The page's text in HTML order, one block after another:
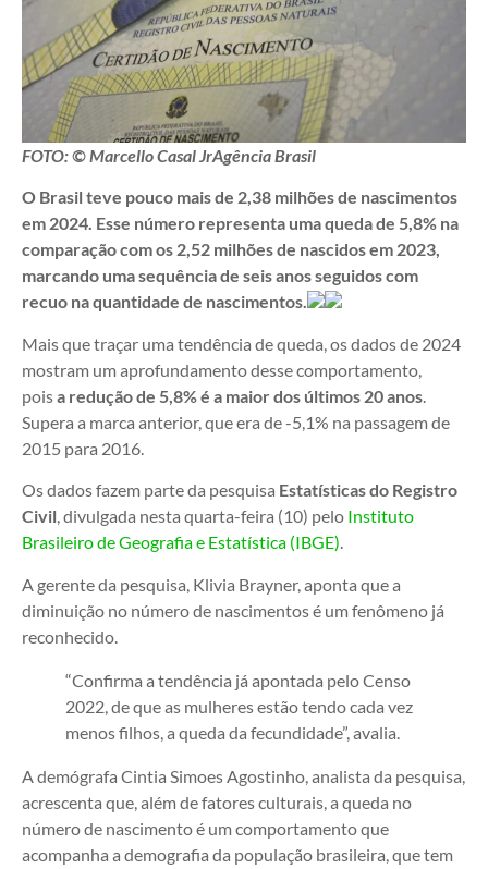
FOTO: © Marcello Casal JrAgência Brasil
O Brasil teve pouco mais de 2,38 milhões de nascimentos
em 2024. Esse número representa uma queda de 5,8% na
comparação com os 2,52 milhões de nascidos em 2023,
marcando uma sequência de seis anos seguidos com
recuo na quantidade de nascimentos.
Mais que traçar uma tendência de queda, os dados de 2024
mostram um aprofundamento desse comportamento,
poisa redução de 5,8% é a maior dos últimos 20 anos
Supera a marca anterior, que era de -5,1% na passagem de
2015 para 2016.
Os dados fazem parte da pesquisa Estatísticas do Registro
Civil, divulgada nesta quarta-feira (10) pelo Instituto
Brasileiro de Geografia e Estatística (IBGE).
A gerente da pesquisa, Klivia Brayner, aponta que a
diminuição no número de nascimentos é um fenômeno já
reconhecido.
“Confirma a tendência já apontada pelo Censo
2022, de que as mulheres estão tendo cada vez
menos filhos, a queda da fecundidade”, avalia.
A demógrafa Cintia Simoes Agostinho, analista da pesquisa,
acrescenta que, além de fatores culturais, a queda no
número de nascimento é um comportamento que
acompanha a demografia da população brasileira, que tem